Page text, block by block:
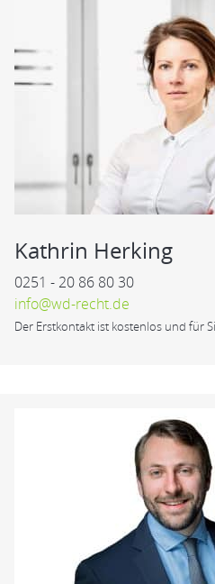
Kathrin Herking
0251 - 20 86 80 30
info@wd-recht.de
Der Erstkontakt ist kostenlos und für